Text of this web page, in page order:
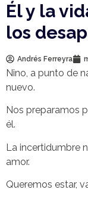
Él y la
los
Andrés Ferreyra
Nino, a punto de
nuevo.
Nos preparamos
él.
La incertidumbre
amor.
Queremos estar,